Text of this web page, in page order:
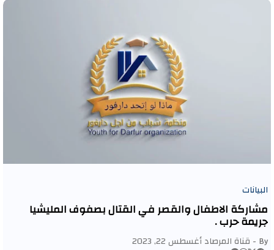
البيانات
مشاركة الاطفال والقصر في القتال بصفوف المليشيا
جريمة حرب .
By - قناة المرصادأغسطس 22, 2023